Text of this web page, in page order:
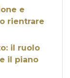
e
rientrare
il ruolo
il piano